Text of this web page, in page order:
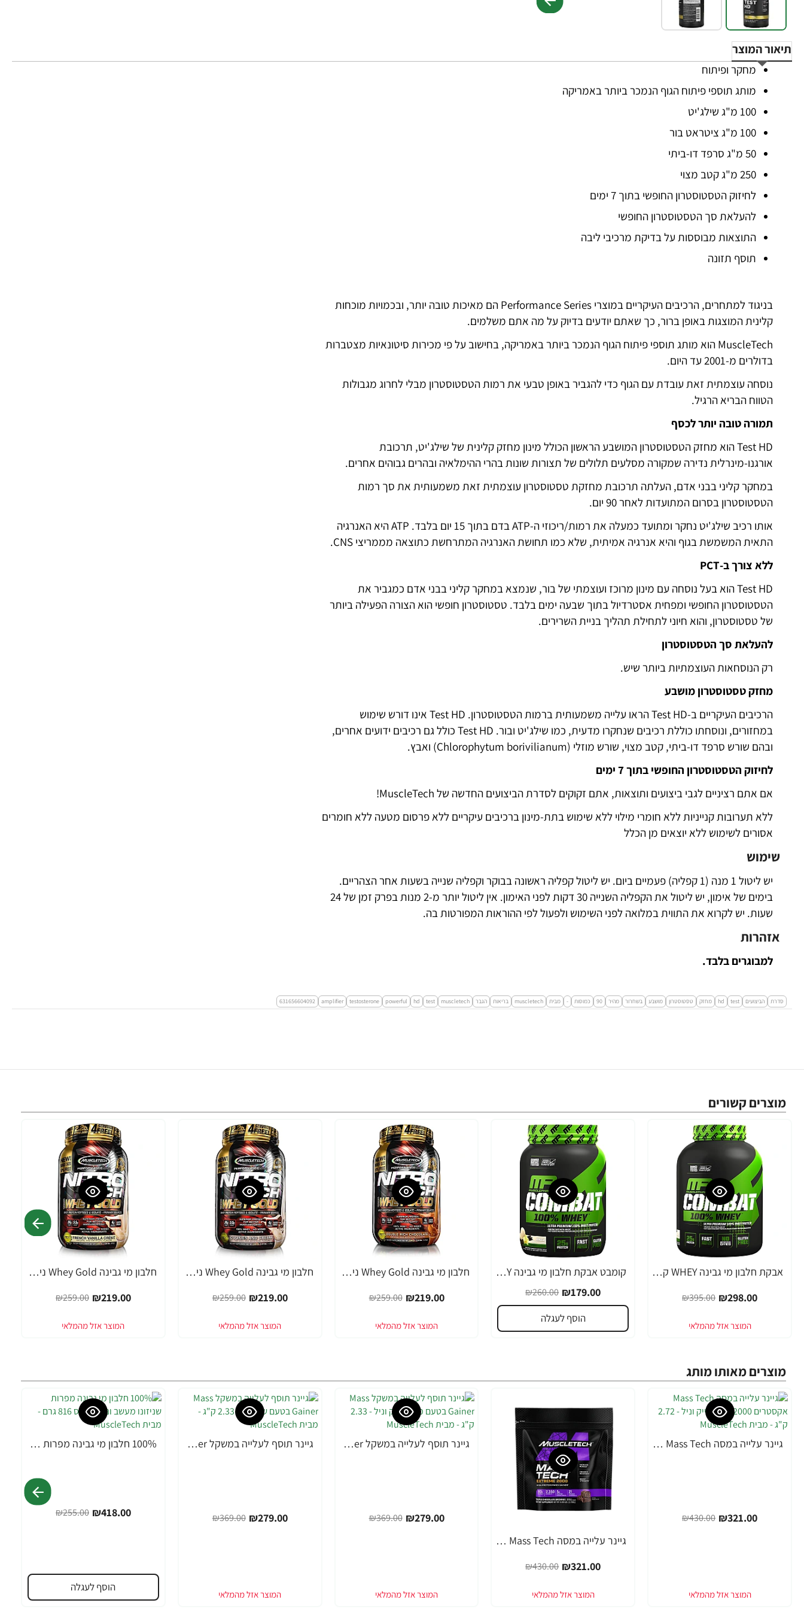
תיאור המוצר
מחקר ופיתוח
מותג תוספי פיתוח הגוף הנמכר ביותר באמריקה
100 מ"ג שילג'יט
100 מ"ג ציטראט בור
50 מ"ג סרפד דו-ביתי
250 מ"ג קטב מצוי
לחיזוק הטסטוסטרון החופשי בתוך 7 ימים
להעלאת סך הטסטוסטרון החופשי
התוצאות מבוססות על בדיקת מרכיבי ליבה
תוסף תזונה
בניגוד למתחרים, הרכיבים העיקריים במוצרי Performance Series הם מאיכות טובה יותר, ובכמויות מוכחות
קלינית המוצגות באופן ברור, כך שאתם יודעים בדיוק על מה אתם משלמים.
MuscleTech הוא מותג תוספי פיתוח הגוף הנמכר ביותר באמריקה, בחישוב על פי מכירות סיטונאיות מצטברות
בדולרים מ-2001 עד היום.
נוסחה עוצמתית זאת עובדת עם הגוף כדי להגביר באופן טבעי את רמות הטסטוסטרון מבלי לחרוג מגבולות
הטווח הבריא הרגיל.
תמורה טובה יותר לכסף
Test HD הוא מחזק הטסטוסטרון המושבע הראשון הכולל מינון מחזק קלינית של שילג'יט, תרכובת
אורגנו-מינרלית נדירה שמקורה מסלעים תלולים של תצורות שונות בהרי ההימלאיה ובהרים גבוהים אחרים.
במחקר קליני בבני אדם, העלתה תרכובת מחזקת טסטוסטרון עוצמתית זאת משמעותית את סך רמות
הטסטוסטרון בסרום המתועדות לאחר 90 יום.
אותו רכיב שילג'יט נחקר ומתועד כמעלה את רמות/ריכוזי ה-ATP בדם בתוך 15 יום בלבד. ATP היא האנרגיה
התאית המשמשת בגוף והיא אנרגיה אמיתית, שלא כמו תחושת האנרגיה המתרחשת כתוצאה מממריצי CNS.
ללא צורך ב-PCT
Test HD הוא בעל נוסחה עם מינון מרוכז ועוצמתי של בור, שנמצא במחקר קליני בבני אדם כמגביר את
הטסטוסטרון החופשי ומפחית אסטרדיול בתוך שבעה ימים בלבד. טסטוסטרון חופשי הוא הצורה הפעילה ביותר
של טסטוסטרון, והוא חיוני לתחילת תהליך בניית השרירים.
להעלאת סך הטסטוסטרון
רק הנוסחאות העוצמתיות ביותר שיש.
מחזק טסטוסטרון מושבע
הרכיבים העיקריים ב-Test HD הראו עלייה משמעותית ברמות הטסטוסטרון. Test HD אינו דורש שימוש
במחזורים, ונוסחתו כוללת רכיבים שנחקרו מדעית, כמו שילג'יט ובור. Test HD כולל גם רכיבים ידועים אחרים,
ובהם שורש סרפד דו-ביתי, קטב מצוי, שורש מוזלי (Chlorophytum borivilianum) ואבץ.
לחיזוק הטסטוסטרון החופשי בתוך 7 ימים
אם אתם רציניים לגבי ביצועים ותוצאות, אתם זקוקים לסדרת הביצועים החדשה של MuscleTech!
ללא תערובות קנייניות ללא חומרי מילוי ללא שימוש בתת-מינון ברכיבים עיקריים ללא פרסום מטעה ללא חומרים
אסורים לשימוש ללא יוצאים מן הכלל
שימוש
יש ליטול 1 מנה (1 קפליה) פעמיים ביום. יש ליטול קפליה ראשונה בבוקר וקפליה שנייה בשעות אחר הצהריים.
בימים של אימון, יש ליטול את הקפליה השנייה 30 דקות לפני האימון. אין ליטול יותר מ-2 מנות בפרק זמן של 24
שעות. יש לקרוא את התווית במלואה לפני השימוש ולפעול לפי ההוראות המפורטות בה.
אזהרות
למבוגרים בלבד.
סדרת הביצועים test
hd מחזק טסטוסטרון מושבע בשחרור מהיר 90 כמוסות - מבית muscletech בריאות הגבר muscletech
test
hd
powerful
testosterone
amplifier
631656604092
מוצרים קשורים
-25%
אבקת חלבון מי גבינה WHEY קומבט מאסל פארם טעם וניל 2.7 ק"ג - מבית MusclePharm
₪298.00
₪395.00
-31%
קומבט אבקת חלבון מי גבינה WHEY מאסל פארם טעם וניל 907 גרם - מבית MusclePhar
₪179.00
₪260.00
הוסף לעגלה
-15%
חלבון מי גבינה Whey Gold ניטרו טק מאסל טק טעם שוקולד משקל 1.02 ק"ג - מבית MuscleTech
₪219.00
₪259.00
-15%
חלבון מי גבינה Whey Gold ניטרו טק מאסל טק טעם קרם עוגיות משקל 999 גרם - מבית MuscleTech
₪219.00
₪259.00
-15%
חלבון מי גבינה Whey Gold ניטרו טק מאסל טק טעם וניל משקל 999 גרם - מבית MuscleTech
₪219.00
₪259.00
מוצרים מאותו מותג
-25% גיינר עלייה במסה Mass Tech אקסטרים 2000 מילקשייק וניל - 2.72 ק"ג - מבית MuscleTech
₪321.00
₪430.00
-25%
גיינר עלייה במסה Mass Tech אקסטרים 2000 שוקולד - 2.72 ק"ג - מבית MuscleTech
₪321.00
₪430.00
-24% גיינר תוסף לעלייה במשקל Mass Gainer בטעם מילקשייק וניל - 2.33 ק"ג - מבית MuscleTech
₪279.00
₪369.00
-24% גיינר תוסף לעלייה במשקל Mass Gainer בטעם שוקולד - 2.33 ק"ג - מבית MuscleTech
₪279.00
₪369.00
--64% 100% חלבון מי גבינה מפרות שניזונו מעשב וניל דלוקס 816 גרם - מבית MuscleTech
₪418.00
₪255.00
הוסף לעגלה